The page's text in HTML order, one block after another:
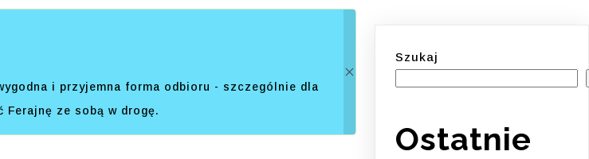
i przyjemna forma odbioru - szczególnie dla
ze sobą w drogę.
Szukaj
Ostatnie